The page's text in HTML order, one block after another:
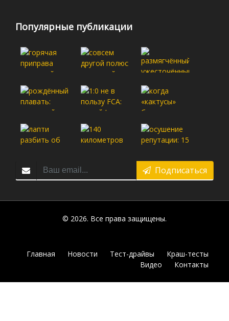
Популярные публикации
Подписаться
© 2026. Все права защищены.
Главная Новости Тест-драйвы
Краш-тесты
Видео
Контакты